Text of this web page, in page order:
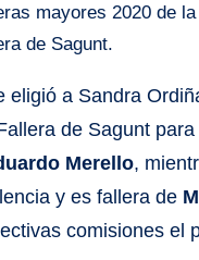
mayores 2020 de
de Sagunt.
eligió a Sandra
de Sagunt
Merello,
y es fallera de
comisiones el